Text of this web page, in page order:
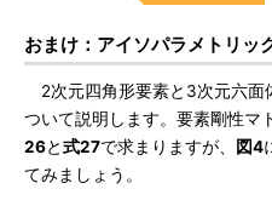
おまけ：アイソパラメトリッ
2次元四角形要素と3次元六面
ついて説明します。要素剛性マ
26と式27で求まりますが、 図4
てみましょう。